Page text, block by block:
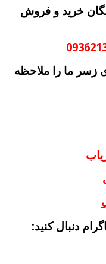
خرید و فروش
زسر ما را ملاحظه
دنبال کنید: